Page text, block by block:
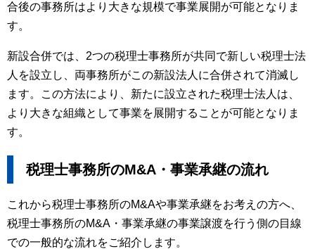
合後の事務所はより大きな規模で事業展開が可能となりま
す。
新設合併では、2つの税理士事務所が共同で新しい税理士法
人を設立し、両事務所がこの新設法人に合併されて消滅し
ます。この方法により、新たに設立された税理士法人は、
より大きな組織として事業を展開することが可能となりま
す。
税理士事務所のM&A・事業承継の流れ
これから税理士事務所のM&Aや事業承継をお考えの方へ、
税理士事務所のM&A・事業承継の事業譲渡を行う側の目線
での一般的な流れをご紹介します。